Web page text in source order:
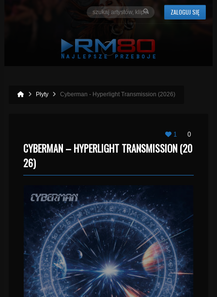
ZALOGUJ SIĘ
Płyty Cyberman - Hyperlight Transmission (2026)
1 0
CYBERMAN – HYPERLIGHT TRANSMISSION (20
26)